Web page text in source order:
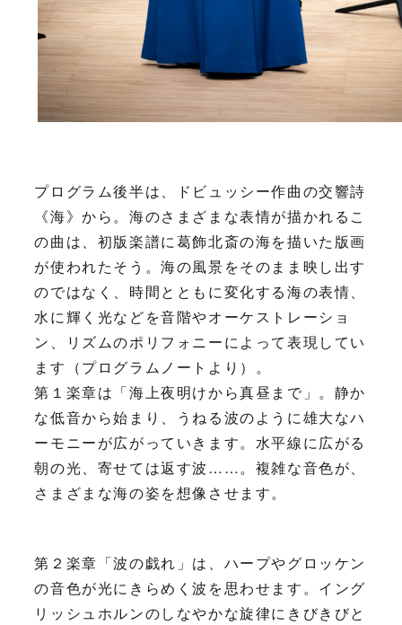
プログラム後半は、ドビュッシー作曲の交響詩
《海》から。海のさまざまな表情が描かれるこ
の曲は、初版楽譜に葛飾北斎の海を描いた版画
が使われたそう。海の風景をそのまま映し出す
のではなく、時間とともに変化する海の表情、
水に輝く光などを音階やオーケストレーショ
ン、リズムのポリフォニーによって表現してい
ます（プログラムノートより）。
第１楽章は「海上夜明けから真昼まで」。静か
な低音から始まり、うねる波のように雄大なハ
ーモニーが広がっていきます。水平線に広がる
朝の光、寄せては返す波……。複雑な音色が、
さまざまな海の姿を想像させます。
第２楽章「波の戯れ」は、ハープやグロッケン
の音色が光にきらめく波を思わせます。イング
リッシュホルンのしなやかな旋律にきびきびと